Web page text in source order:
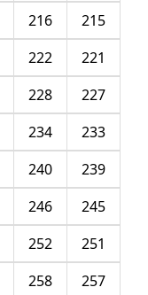
215
216
221
222
227
228
233
234
239
240
245
246
251
252
257
258